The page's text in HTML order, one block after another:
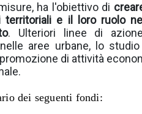
ha l'obiettivo di
territoriali e il loro ruolo
. Ulteriori linee di
aree urbane, lo
di attività
dei seguenti fondi: